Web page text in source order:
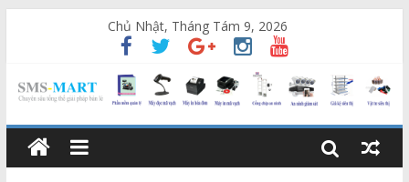
Chủ Nhật, Tháng Tám 9, 2026